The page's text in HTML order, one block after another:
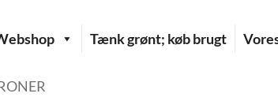
Tænk grønt; køb brugt